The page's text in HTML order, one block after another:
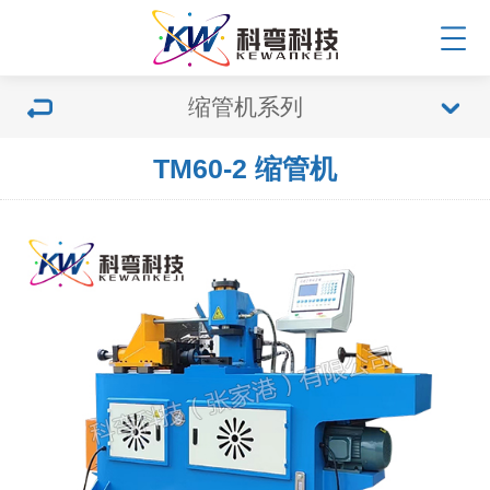
缩管机系列
TM60-2 缩管机